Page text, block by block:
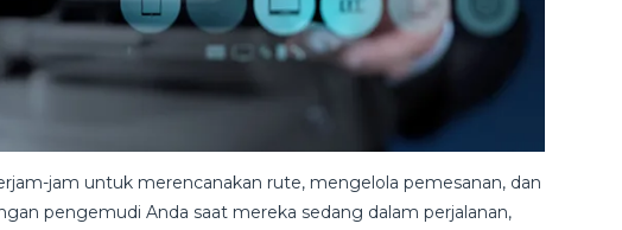
jam untuk merencanakan rute, mengelola pemesanan, dan
pengemudi Anda saat mereka sedang dalam perjalanan,